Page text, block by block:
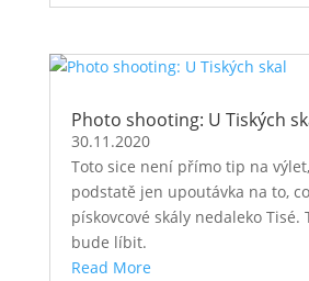
Photo shooting: U Tiských
30.11.2020
Toto sice není přímo tip na
podstatě jen upoutávka na to,
pískovcové skály nedaleko Tisé.
bude líbit.
Read More